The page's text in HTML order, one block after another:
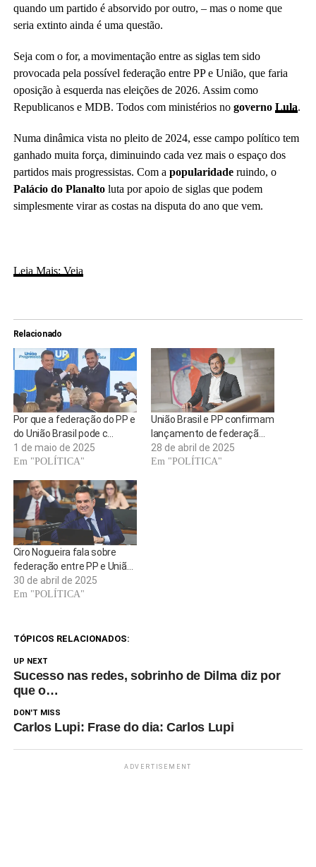
quando um partido é absorvido por outro, – mas o nome que
seria extinto ainda é uma questão.
Seja com o for, a movimentação entre as siglas tem sido
provocada pela possível federação entre PP e União, que faria
oposição à esquerda nas eleições de 2026. Assim como
Republicanos e MDB. Todos com ministérios no governo Lula.
Numa dinâmica vista no pleito de 2024, esse campo político tem
ganhado muita força, diminuindo cada vez mais o espaço dos
partidos mais progressistas. Com a popularidaderuindo, o
Palácio do Planaltoluta por apoio de siglas que podem
simplesmente virar as costas na disputa do ano que vem.
Leia Mais: Veja
Relacionado
Por que a federação do PP e
do União Brasil pode c…
1 de maio de 2025
Em "POLÍTICA"
União Brasil e PP confirmam
lançamento de federaçã…
28 de abril de 2025
Em "POLÍTICA"
Ciro Nogueira fala sobre
federação entre PP e Uniã…
30 de abril de 2025
Em "POLÍTICA"
TÓPICOS RELACIONADOS:
UP NEXT
Sucesso nas redes, sobrinho de Dilma diz por
que o…
DON'T MISS
Carlos Lupi: Frase do dia: Carlos Lupi
ADVERTISEMENT